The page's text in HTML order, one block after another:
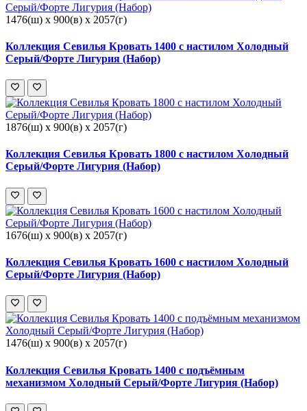
1476(ш) x 900(в) x 2057(г)
Коллекция Севилья Кровать 1400 с настилом Холодный
Серый/Форте Лигурия (Набор)
1876(ш) x 900(в) x 2057(г)
Коллекция Севилья Кровать 1800 с настилом Холодный
Серый/Форте Лигурия (Набор)
1676(ш) x 900(в) x 2057(г)
Коллекция Севилья Кровать 1600 с настилом Холодный
Серый/Форте Лигурия (Набор)
1476(ш) x 900(в) x 2057(г)
Коллекция Севилья Кровать 1400 с подъёмным
механизмом Холодный Серый/Форте Лигурия (Набор)